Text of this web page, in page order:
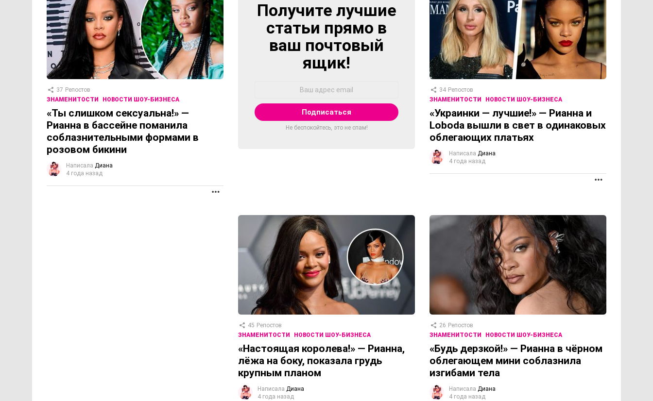
37 Репостов
ЗНАМЕНИТОСТИ
НОВОСТИ ШОУ-БИЗНЕСА
«Ты слишком сексуальна!» —
Рианна в бассейне поманила
соблазнительными формами в
розовом бикини
Написала Диана
4 года назад
NEWSLETTER
Получите лучшие
статьи прямо в
ваш почтовый
ящик!
Не беспокойтесь, это не спам!
34 Репостов
ЗНАМЕНИТОСТИ
НОВОСТИ ШОУ-БИЗНЕСА
«Украинки — лучшие!» — Рианна и
Loboda вышли в свет в одинаковых
облегающих платьях
Написала Диана
4 года назад
45 Репостов
ЗНАМЕНИТОСТИ
НОВОСТИ ШОУ-БИЗНЕСА
«Настоящая королева!» — Рианна,
лёжа на боку, показала грудь
крупным планом
Написала Диана
4 года назад
26 Репостов
ЗНАМЕНИТОСТИ
НОВОСТИ ШОУ-БИЗНЕСА
«Будь дерзкой!» — Рианна в чёрном
облегающем мини соблазнила
изгибами тела
Написала Диана
4 года назад